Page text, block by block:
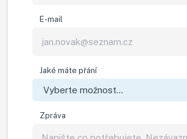
E-mail
Jaké máte přání
Zpráva